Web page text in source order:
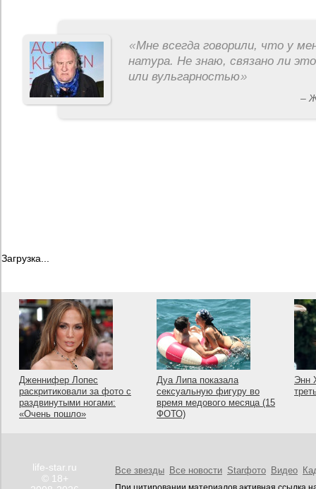
«Мне всегда говорили, что у
натура. Не знаю, связано ли
или вульгарностью»
–
Загрузка...
Дженнифер Лопес
раскритиковали за фото с
раздвинутыми ногами:
«Очень пошло»
Дуа Липа показала
сексуальную фигуру во
время медового месяца (15
ФОТО)
Энн
life-star.ru
© 18+
Все звезды Все новости Starфото Видео